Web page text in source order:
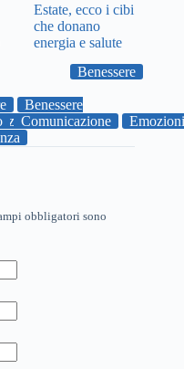
Intelligenza
Benessere
Comunicazione
Estate, ecco i cibi
che donano
energia e salute
Benessere
obbligatori sono